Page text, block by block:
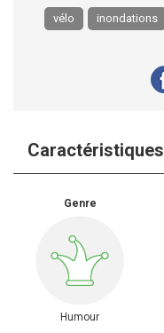
vélo inondations
Caractéristiques
Genre
Humour